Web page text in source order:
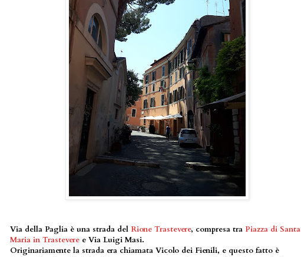
Via della Paglia è una strada del Rione Trastevere, compresa tra Piazza di Santa
Maria in Trastevere e Via Luigi Masi.
Originariamente la strada era chiamata Vicolo dei Fienili, e questo fatto è